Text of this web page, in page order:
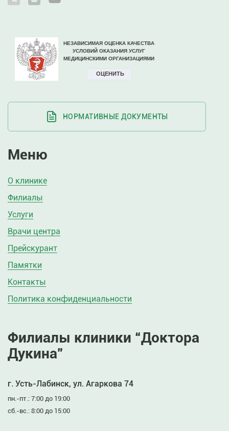
НОРМАТИВНЫЕ ДОКУМЕНТЫ
Меню
О клинике
Филиалы
Услуги
Врачи центра
Прейскурант
Памятки
Контакты
Политика конфиденциальности
Филиалы клиники “Доктора
Дукина”
г. Усть-Лабинск, ул. Агаркова 74
пн.-пт.: 7:00 до 19:00
сб.-вс.: 8:00 до 15:00